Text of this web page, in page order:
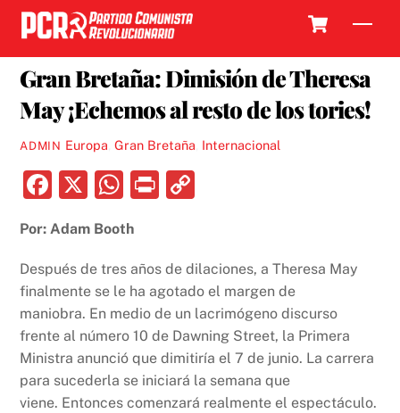
Skip
content
Gran Bretaña: Dimisión de Theresa
May ¡Echemos al resto de los tories!
ADMIN Europa Gran Bretaña Internacional
F
c
e
b
o
o
k
X
W
at
s
A
p
p
P
y
Li
n
k
Por: Adam Booth
Después de tres años de dilaciones, a Theresa May
finalmente se le ha agotado el margen de
maniobra. En medio de un lacrimógeno discurso
frente al número 10 de Dawning Street, la Primera
Ministra anunció que dimitiría el 7 de junio. La carrera
para sucederla se iniciará la semana que
viene. Entonces comenzará realmente el espectáculo.